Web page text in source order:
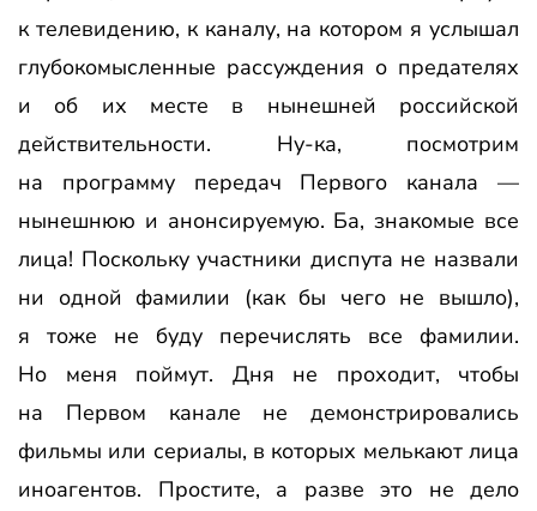
к телевидению, к каналу, на котором я услышал
глубокомысленные рассуждения о предателях
и об их месте в нынешней российской
действительности. Ну-ка, посмотрим
на программу передач Первого канала —
нынешнюю и анонсируемую. Ба, знакомые все
лица! Поскольку участники диспута не назвали
ни одной фамилии (как бы чего не вышло),
я тоже не буду перечислять все фамилии.
Но меня поймут. Дня не проходит, чтобы
на Первом канале не демонстрировались
фильмы или сериалы, в которых мелькают лица
иноагентов. Простите, а разве это не дело